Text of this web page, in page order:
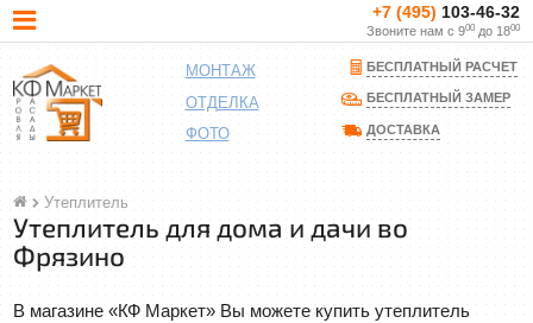
+7 (495) 103-46-32
Звоните нам с 900до 1800
МОНТАЖ
ОТДЕЛКА
ФОТО
БЕСПЛАТНЫЙ РАСЧЕТ
БЕСПЛАТНЫЙ ЗАМЕР
ДОСТАВКА
Утеплитель
Утеплитель для дома и дачи во
Фрязино
В магазине «КФ Маркет» Вы можете купить утеплитель